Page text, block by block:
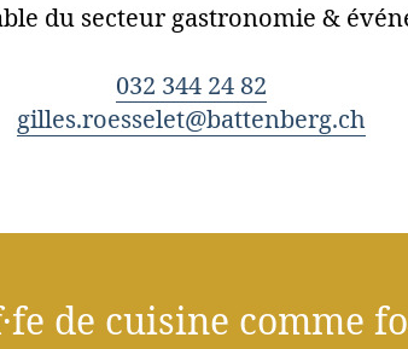
du secteur gastronomie &
032 344 24 82
gilles.roesselet@battenberg.ch
de cuisine comme